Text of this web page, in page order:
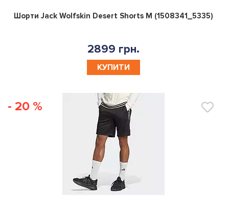
0
Шорти Jack Wolfskin Desert Shorts M (1508341_5335)
2899 грн.
КУПИТИ
- 20 %